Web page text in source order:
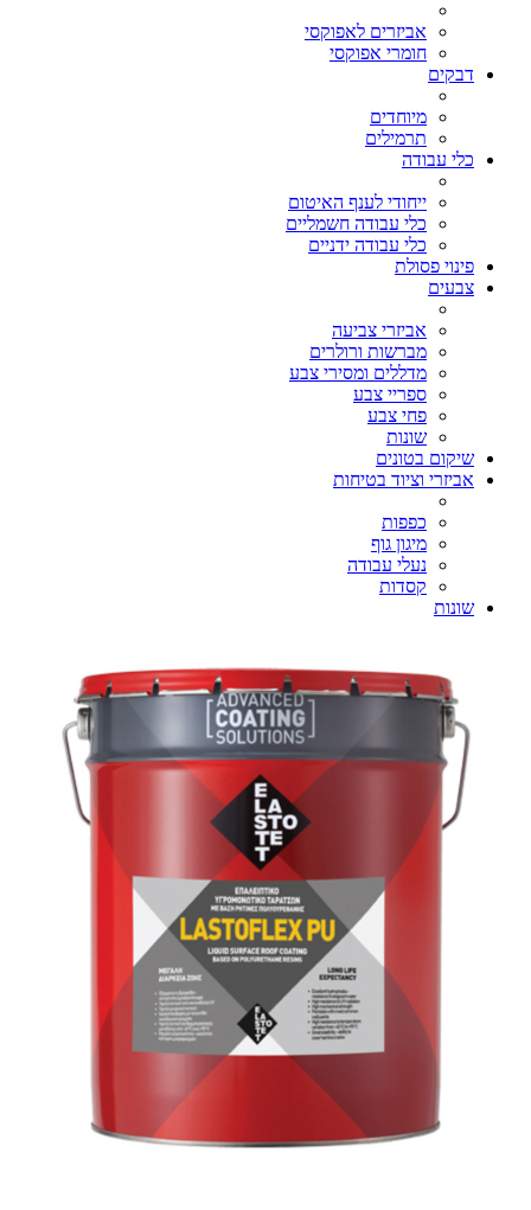
אביזרים לאפוקסי
חומרי אפוקסי
דבקים
מיוחדים
תרמילים
כלי עבודה
ייחודי לענף האיטום
כלי עבודה חשמליים
כלי עבודה ידניים
פינוי פסולת
צבעים
אביזרי צביעה
מברשות ורולרים
מדללים ומסירי צבע
ספריי צבע
פחי צבע
שונות
שיקום בטונים
אביזרי וציוד בטיחות
כפפות
מיגון גוף
נעלי עבודה
קסדות
שונות